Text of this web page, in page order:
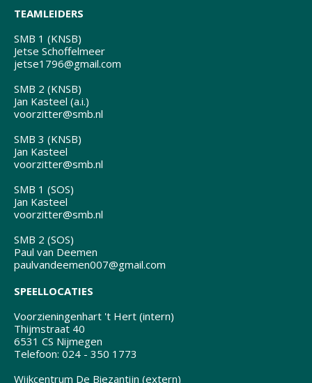
TEAMLEIDERS
SMB 1 (KNSB)
Jetse Schoffelmeer
jetse1796@gmail.com
SMB 2 (KNSB)
Jan Kasteel (a.i.)
voorzitter@smb.nl
SMB 3 (KNSB)
Jan Kasteel
voorzitter@smb.nl
SMB 1 (SOS)
Jan Kasteel
voorzitter@smb.nl
SMB 2 (SOS)
Paul van Deemen
paulvandeemen007@gmail.com
SPEELLOCATIES
Voorzieningenhart 't Hert (intern)
Thijmstraat 40
6531 CS Nijmegen
Telefoon: 024 - 350 1773
Wijkcentrum De Biezantijn (extern)